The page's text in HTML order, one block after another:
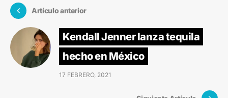
Artículo anterior
Kendall Jenner lanza tequila
hecho en México
17 FEBRERO, 2021